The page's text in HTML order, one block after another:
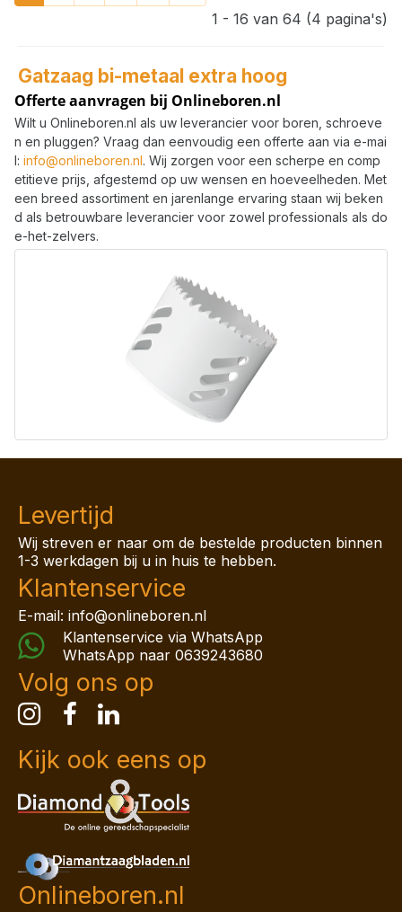
1 - 16 van 64 (4 pagina's)
Gatzaag bi-metaal extra hoog
Offerte aanvragen bij Onlineboren.nl
Wilt u Onlineboren.nl als uw leverancier voor boren, schroeve
n en pluggen? Vraag dan eenvoudig een offerte aan via e-mai
l: info@onlineboren.nl. Wij zorgen voor een scherpe en comp
etitieve prijs, afgestemd op uw wensen en hoeveelheden. Met
een breed assortiment en jarenlange ervaring staan wij beken
d als betrouwbare leverancier voor zowel professionals als do
e-het-zelvers.
Levertijd
Wij streven er naar om de bestelde producten binnen
1-3 werkdagen bij u in huis te hebben.
Klantenservice
E-mail: info@onlineboren.nl
Klantenservice via WhatsApp
WhatsApp naar 0639243680
Volg ons op
Kijk ook eens op
Onlineboren.nl